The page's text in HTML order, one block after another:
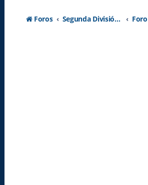
Foros Segunda División A - Temporada 2026-2027